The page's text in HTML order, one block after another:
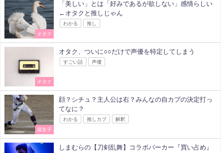
オタク
「美しい」とは「好みであるが欲しない」感情らしい
←オタクと推しじゃん
わかる 推し
オタク
オタク、ついに○○だけで声優を特定してしまう
すごい話 声優
腐女子
顔？シチュ？主人公は右？みんなの自カプの決定打っ
てなに？
わかる 推しカプ 解釈
しまむらの【刀剣乱舞】コラボパーカー『買い占め』